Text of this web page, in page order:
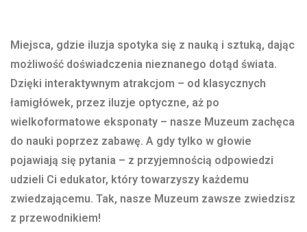
Miejsca, gdzie iluzja spotyka się z nauką i sztuką, dając
możliwość doświadczenia nieznanego dotąd świata.
Dzięki interaktywnym atrakcjom – od klasycznych
łamigłówek, przez iluzje optyczne, aż po
wielkoformatowe eksponaty – nasze Muzeum zachęca
do nauki poprzez zabawę. A gdy tylko w głowie
pojawiają się pytania – z przyjemnością odpowiedzi
udzieli Ci edukator, który towarzyszy każdemu
zwiedzającemu. Tak, nasze Muzeum zawsze zwiedzisz
z przewodnikiem!